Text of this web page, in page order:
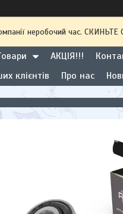
неробочий час.
АКЦІЯ!!!
клієнтів
Про нас